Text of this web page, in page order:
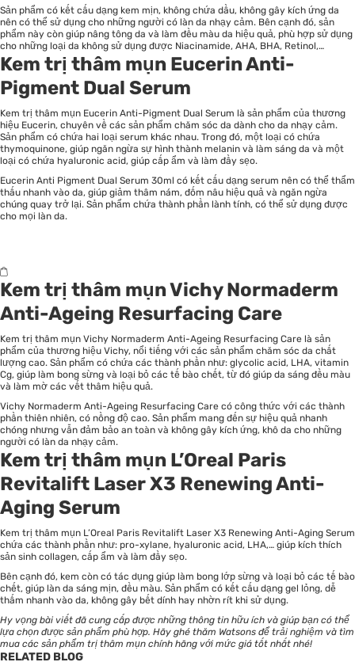
Sản phẩm có kết cấu dạng kem mịn, không chứa dầu, không gây kích ứng da
nên có thể sử dụng cho những người có làn da nhạy cảm. Bên cạnh đó, sản
phẩm này còn giúp nâng tông da và làm đều màu da hiệu quả, phù hợp sử dụng
cho những loại da không sử dụng được Niacinamide, AHA, BHA, Retinol,…
Kem trị thâm mụn Eucerin Anti-
Pigment Dual Serum
Kem trị thâm mụn Eucerin Anti-Pigment Dual Serum là sản phẩm của thương
hiệu Eucerin, chuyên về các sản phẩm chăm sóc da dành cho da nhạy cảm.
Sản phẩm có chứa hai loại serum khác nhau. Trong đó, một loại có chứa
thymoquinone, giúp ngăn ngừa sự hình thành melanin và làm sáng da và một
loại có chứa hyaluronic acid, giúp cấp ẩm và làm đầy sẹo.
Eucerin Anti Pigment Dual Serum 30ml có kết cấu dạng serum nên có thể thẩm
thấu nhanh vào da, giúp giảm thâm nám, đốm nâu hiệu quả và ngăn ngừa
chúng quay trở lại. Sản phẩm chứa thành phần lành tính, có thể sử dụng được
cho mọi làn da.
Kem trị thâm mụn Vichy Normaderm
Anti-Ageing Resurfacing Care
Kem trị thâm mụn Vichy Normaderm Anti-Ageing Resurfacing Care là sản
phẩm của thương hiệu Vichy, nổi tiếng với các sản phẩm chăm sóc da chất
lượng cao. Sản phẩm có chứa các thành phần như: glycolic acid, LHA, vitamin
Cg, giúp làm bong sừng và loại bỏ các tế bào chết, từ đó giúp da sáng đều màu
và làm mờ các vết thâm hiệu quả.
Vichy Normaderm Anti-Ageing Resurfacing Care có công thức với các thành
phần thiên nhiên, có nồng độ cao. Sản phẩm mang đến sự hiệu quả nhanh
chóng nhưng vẫn đảm bảo an toàn và không gây kích ứng, khô da cho những
người có làn da nhạy cảm.
Kem trị thâm mụn L’Oreal Paris
Revitalift Laser X3 Renewing Anti-
Aging Serum
Kem trị thâm mụn L’Oreal Paris Revitalift Laser X3 Renewing Anti-Aging Serum
chứa các thành phần như: pro-xylane, hyaluronic acid, LHA,… giúp kích thích
sản sinh collagen, cấp ẩm và làm đầy sẹo.
Bên cạnh đó, kem còn có tác dụng giúp làm bong lớp sừng và loại bỏ các tế bào
chết, giúp làn da sáng mịn, đều màu. Sản phẩm có kết cấu dạng gel lỏng, dễ
thấm nhanh vào da, không gây bết dính hay nhờn rít khi sử dụng.
Hy vọng bài viết đã cung cấp được những thông tin hữu ích và giúp bạn có thể
lựa chọn được sản phẩm phù hợp. Hãy ghé thăm Watsons để trải nghiệm và tìm
mua các sản phẩm trị thâm mụn chính hãng với mức giá tốt nhất nhé!
RELATED BLOG